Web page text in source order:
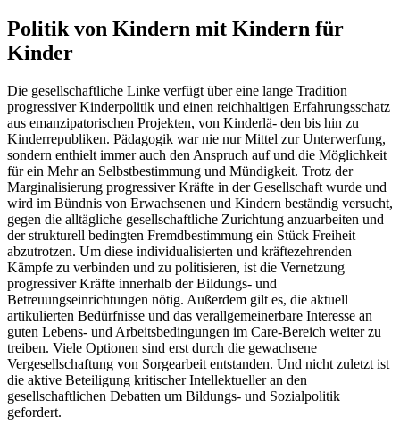
Politik von Kindern mit Kindern für
Kinder
Die gesellschaftliche Linke verfügt über eine lange Tradition
progressiver Kinderpolitik und einen reichhaltigen Erfahrungsschatz
aus emanzipatorischen Projekten, von Kinderlä- den bis hin zu
Kinderrepubliken. Pädagogik war nie nur Mittel zur Unterwerfung,
sondern enthielt immer auch den Anspruch auf und die Möglichkeit
für ein Mehr an Selbstbestimmung und Mündigkeit. Trotz der
Marginalisierung progressiver Kräfte in der Gesellschaft wurde und
wird im Bündnis von Erwachsenen und Kindern beständig versucht,
gegen die alltägliche gesellschaftliche Zurichtung anzuarbeiten und
der strukturell bedingten Fremdbestimmung ein Stück Freiheit
abzutrotzen. Um diese individualisierten und kräftezehrenden
Kämpfe zu verbinden und zu politisieren, ist die Vernetzung
progressiver Kräfte innerhalb der Bildungs- und
Betreuungseinrichtungen nötig. Außerdem gilt es, die aktuell
artikulierten Bedürfnisse und das verallgemeinerbare Interesse an
guten Lebens- und Arbeitsbedingungen im Care-Bereich weiter zu
treiben. Viele Optionen sind erst durch die gewachsene
Vergesellschaftung von Sorgearbeit entstanden. Und nicht zuletzt ist
die aktive Beteiligung kritischer Intellektueller an den
gesellschaftlichen Debatten um Bildungs- und Sozialpolitik
gefordert.